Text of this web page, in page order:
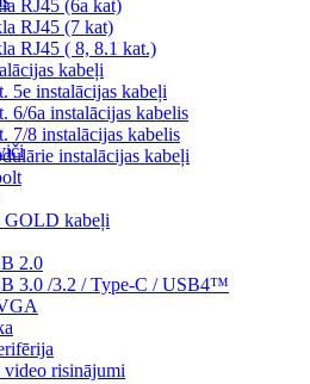
RJ45 (6a kat)
RJ45 (7 kat)
RJ45 ( 8, 8.1 kat.)
kabeļi
5e instalācijas kabeļi
6/6a instalācijas kabelis
7/8 instalācijas kabelis
instalācijas kabeļi
kabeļi
2.0
3.0 /3.2 / Type-C / USB4™
risinājumi